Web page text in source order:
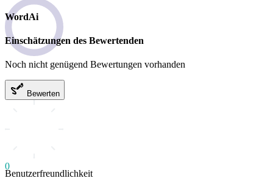
WordAi
Einschätzungen des Bewertenden
Noch nicht genügend Bewertungen vorhanden
Bewerten
0
Benutzerfreundlichkeit